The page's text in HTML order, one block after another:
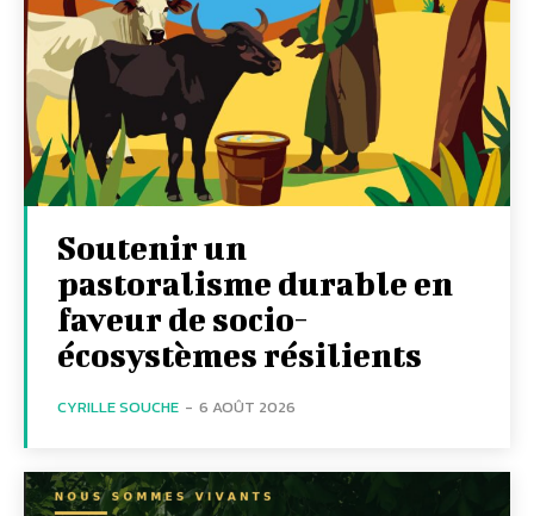
Soutenir un
pastoralisme durable en
faveur de socio-
écosystèmes résilients
CYRILLE SOUCHE - 6 AOÛT 2026